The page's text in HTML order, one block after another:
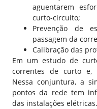
aguentarem
curto-circuito;
Prevenção de
passagem da
Calibração das
Em um estudo de
correntes de curto e,
Nessa conjuntura, a
pontos da rede tem
das instalações elétricas.